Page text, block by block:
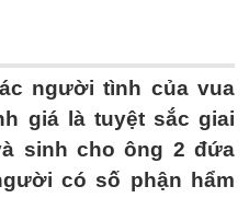
người tình của vua
giá là tuyệt sắc giai
sinh cho ông 2 đứa
có số phận hẩm